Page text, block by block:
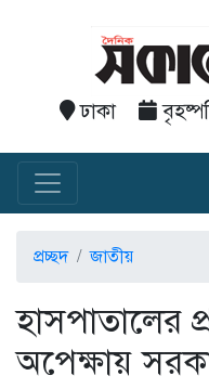
ঢাকা
প্রচ্ছদ জাতীয়
হাসপাতালের
অপেক্ষায়